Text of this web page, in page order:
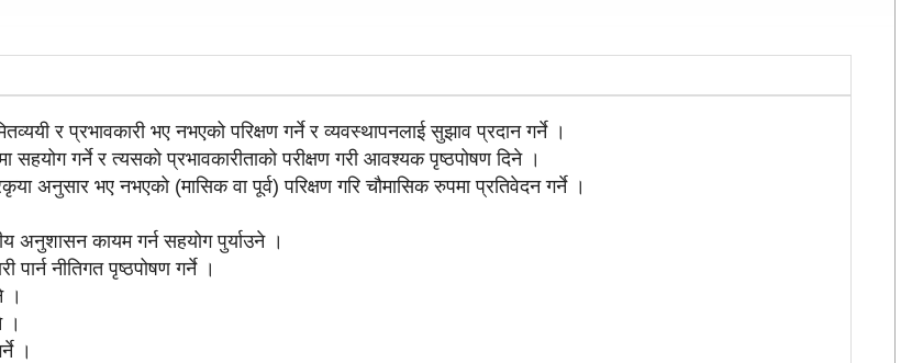
र प्रभावकारी भए नभएको परिक्षण गर्ने र व्यवस्थापनलाई सुझाव प्रदान गर्ने ।
सहयोग गर्ने र त्यसको प्रभावकारीताको परीक्षण गरी आवश्यक पृष्ठपोषण दिने ।
अनुसार भए नभएको (मासिक वा पूर्व) परिक्षण गरि चौमासिक रुपमा प्रतिवेदन गर्ने ।
अनुशासन कायम गर्न सहयोग पुर्याउने ।
नीतिगत पृष्ठपोषण गर्ने ।
।
।
।